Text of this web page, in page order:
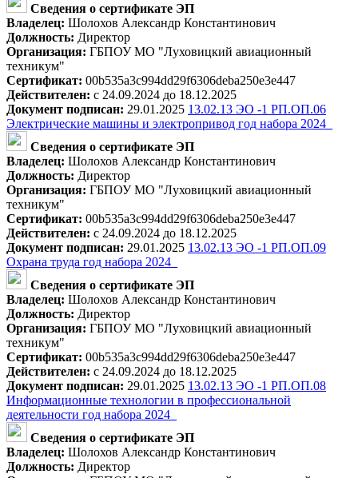
Сведения о сертификате ЭП
Владелец: Шолохов Александр Константинович
Должность: Директор
Организация: ГБПОУ МО "Луховицкий авиационный
техникум"
Сертификат: 00b535a3c994dd29f6306deba250e3e447
Действителен: с 24.09.2024 до 18.12.2025
Документ подписан: 29.01.2025 13.02.13 ЭО -1 РП.ОП.06
Электрические машины и электропривод год набора 2024_
Сведения о сертификате ЭП
Владелец: Шолохов Александр Константинович
Должность: Директор
Организация: ГБПОУ МО "Луховицкий авиационный
техникум"
Сертификат: 00b535a3c994dd29f6306deba250e3e447
Действителен: с 24.09.2024 до 18.12.2025
Документ подписан: 29.01.2025 13.02.13 ЭО -1 РП.ОП.09
Охрана труда год набора 2024_
Сведения о сертификате ЭП
Владелец: Шолохов Александр Константинович
Должность: Директор
Организация: ГБПОУ МО "Луховицкий авиационный
техникум"
Сертификат: 00b535a3c994dd29f6306deba250e3e447
Действителен: с 24.09.2024 до 18.12.2025
Документ подписан: 29.01.2025 13.02.13 ЭО -1 РП.ОП.08
Информационные технологии в профессиональной
деятельности год набора 2024_
Сведения о сертификате ЭП
Владелец: Шолохов Александр Константинович
Должность: Директор